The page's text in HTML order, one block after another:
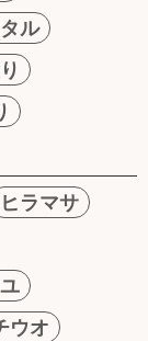
ル
ヒラマサ
ウオ